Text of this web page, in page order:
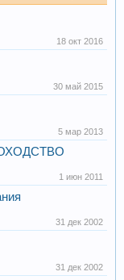
18 окт 2016
30 май 2015
5 мар 2013
1 июн 2011
31 дек 2002
31 дек 2002